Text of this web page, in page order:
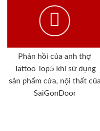
Phản hồi của anh thợ
Tattoo Top5 khi sử dụng
sản phẩm cửa, nội thất của
SaiGonDoor